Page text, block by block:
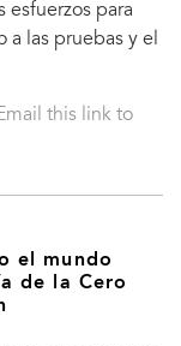
esfuerzos para
a las pruebas y el
this link to
el mundo
de la Cero